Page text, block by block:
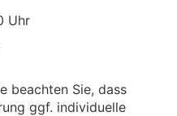
Uhr
beachten Sie, dass
ggf. individuelle